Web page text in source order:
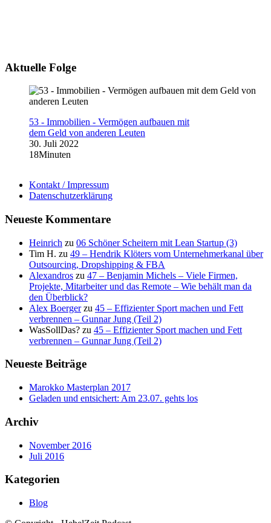
Aktuelle Folge
53 - Immobilien - Vermögen aufbauen mit
dem Geld von anderen Leuten
30. Juli 2022
18Minuten
Kontakt / Impressum
Datenschutzerklärung
Neueste Kommentare
Heinrich zu 06 Schöner Scheitern mit Lean Startup (3)
Tim H. zu 49 – Hendrik Klöters vom Unternehmerkanal über
Outsourcing, Dropshipping & FBA
Alexandros zu 47 – Benjamin Michels – Viele Firmen,
Projekte, Mitarbeiter und das Remote – Wie behält man da
den Überblick?
Alex Boergerzu 45 – Effizienter Sport machen und Fett
verbrennen – Gunnar Jung (Teil 2)
WasSollDas? zu 45 – Effizienter Sport machen und Fett
verbrennen – Gunnar Jung (Teil 2)
Neueste Beiträge
Marokko Masterplan 2017
Geladen und entsichert: Am 23.07. gehts los
Archiv
November 2016
Juli 2016
Kategorien
Blog